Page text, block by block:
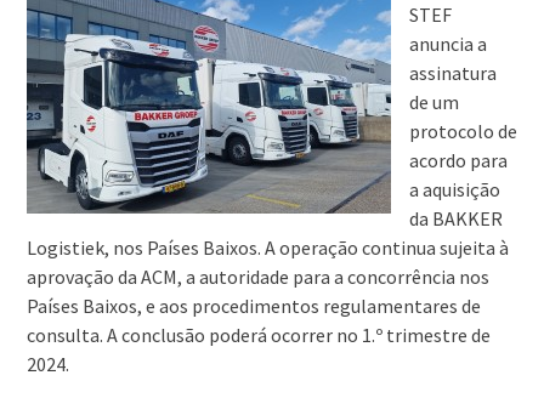
STEF
anuncia a
assinatura
de um
protocolo de
acordo para
a aquisição
da BAKKER
Logistiek, nos Países Baixos. A operação continua sujeita à
aprovação da ACM, a autoridade para a concorrência nos
Países Baixos, e aos procedimentos regulamentares de
consulta. A conclusão poderá ocorrer no 1.º trimestre de
2024.